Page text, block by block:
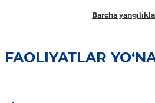
Barcha
FAOLIYATLAR